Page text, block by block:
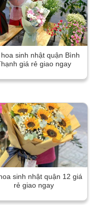
sinh nhật quận Bình
giá rẻ giao ngay
sinh nhật quận 12 giá
rẻ giao ngay